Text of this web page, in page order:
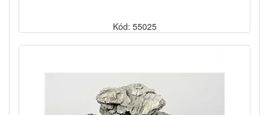
Kód: 55025